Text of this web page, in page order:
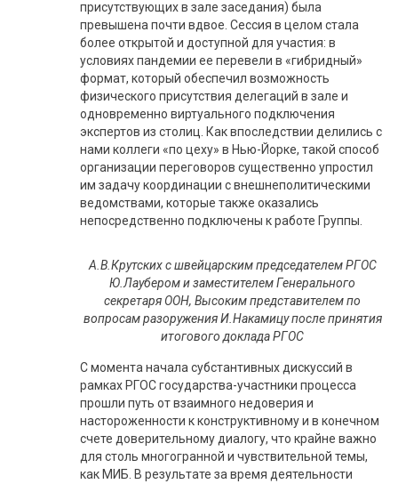
присутствующих в зале заседания) была
превышена почти вдвое. Сессия в целом стала
более открытой и доступной для участия: в
условиях пандемии ее перевели в «гибридный»
формат, который обеспечил возможность
физического присутствия делегаций в зале и
одновременно виртуального подключения
экспертов из столиц. Как впоследствии делились с
нами коллеги «по цеху» в Нью-Йорке, такой способ
организации переговоров существенно упростил
им задачу координации с внешнеполитическими
ведомствами, которые также оказались
непосредственно подключены к работе Группы.
А.В.Крутских с швейцарским председателем РГОС
Ю.Лаубером и заместителем Генерального
секретаря ООН, Высоким представителем по
вопросам разоружения И.Накамицу после принятия
итогового доклада РГОС
С момента начала субстантивных дискуссий в
рамках РГОС государства-участники процесса
прошли путь от взаимного недоверия и
настороженности к конструктивному и в конечном
счете доверительному диалогу, что крайне важно
для столь многогранной и чувствительной темы,
как МИБ. В результате за время деятельности